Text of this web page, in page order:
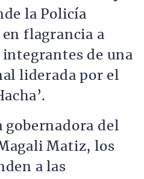
la Policía
flagrancia a
de una
liderada por el
gobernadora del
Matiz, los
a las